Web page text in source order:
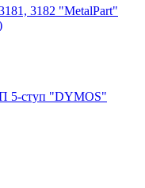
3182 "MetalPart"
5-ступ "DYMOS"